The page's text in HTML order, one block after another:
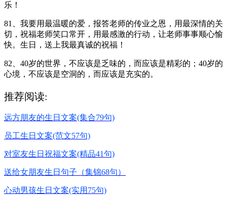
乐！
81、我要用最温暖的爱，报答老师的传业之恩，用最深情的关
切，祝福老师笑口常开，用最感激的行动，让老师事事顺心愉
快。生日，送上我最真诚的祝福！
82、40岁的世界，不应该是乏味的，而应该是精彩的；40岁的
心境，不应该是空洞的，而应该是充实的。
推荐阅读:
远方朋友的生日文案(集合79句)
员工生日文案(范文57句)
对室友生日祝福文案(精品41句)
送给女朋友生日句子（集锦68句）
心动男孩生日文案(实用75句)